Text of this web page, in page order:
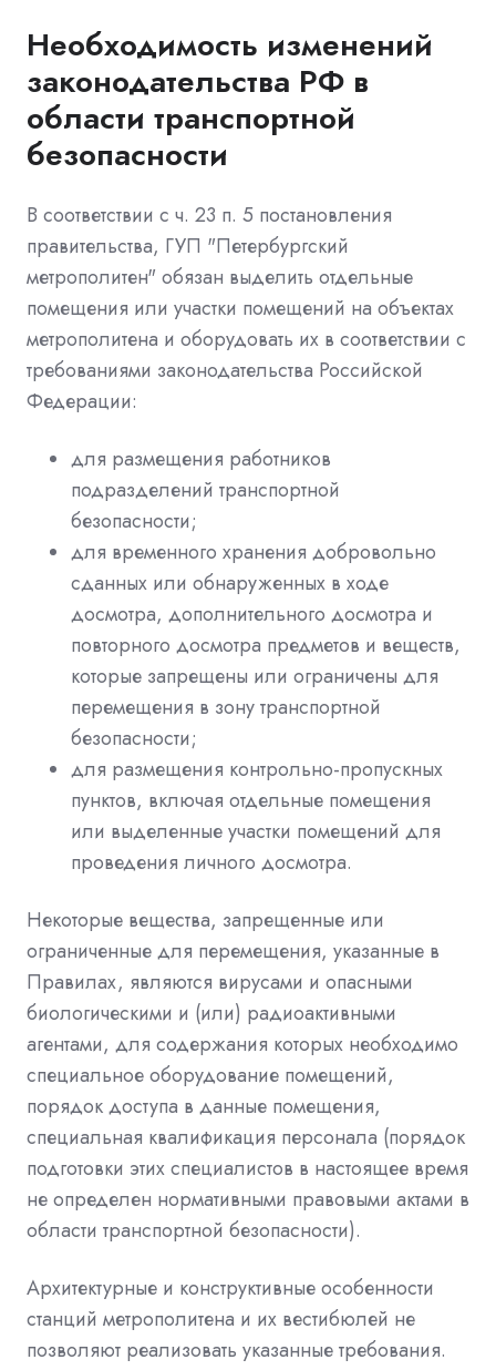
Необходимость изменений
законодательства РФ в
области транспортной
безопасности
В соответствии с ч. 23 п. 5 постановления
правительства, ГУП "Петербургский
метрополитен" обязан выделить отдельные
помещения или участки помещений на объектах
метрополитена и оборудовать их в соответствии с
требованиями законодательства Российской
Федерации:
для размещения работников
подразделений транспортной
безопасности;
для временного хранения добровольно
сданных или обнаруженных в ходе
досмотра, дополнительного досмотра и
повторного досмотра предметов и веществ,
которые запрещены или ограничены для
перемещения в зону транспортной
безопасности;
для размещения контрольно-пропускных
пунктов, включая отдельные помещения
или выделенные участки помещений для
проведения личного досмотра.
Некоторые вещества, запрещенные или
ограниченные для перемещения, указанные в
Правилах, являются вирусами и опасными
биологическими и (или) радиоактивными
агентами, для содержания которых необходимо
специальное оборудование помещений,
порядок доступа в данные помещения,
специальная квалификация персонала (порядок
подготовки этих специалистов в настоящее время
не определен нормативными правовыми актами в
области транспортной безопасности).
Архитектурные и конструктивные особенности
станций метрополитена и их вестибюлей не
позволяют реализовать указанные требования.